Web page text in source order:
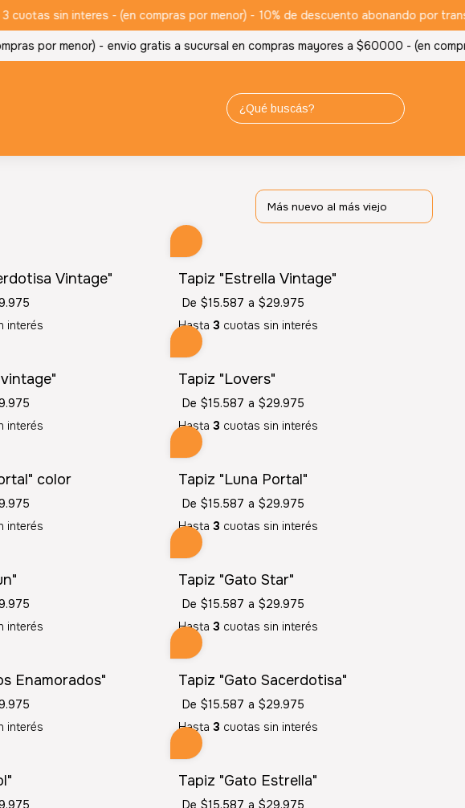
sin interes - (en compras por menor) - 10% de descuento abonando por
por menor) - envio gratis a sucursal en compras mayores a $60000 - (en
Vintage"
interés
Tapiz "Estrella Vintage"
De $15.587 a $29.975
Hasta 3 cuotas sin interés
interés
Tapiz "Lovers"
De $15.587 a $29.975
Hasta 3 cuotas sin interés
color
interés
Tapiz "Luna Portal"
De $15.587 a $29.975
Hasta 3 cuotas sin interés
interés
Tapiz "Gato Star"
De $15.587 a $29.975
Hasta 3 cuotas sin interés
Enamorados"
interés
Tapiz "Gato Sacerdotisa"
De $15.587 a $29.975
Hasta 3 cuotas sin interés
Tapiz "Gato Estrella"
De $15.587 a $29.975